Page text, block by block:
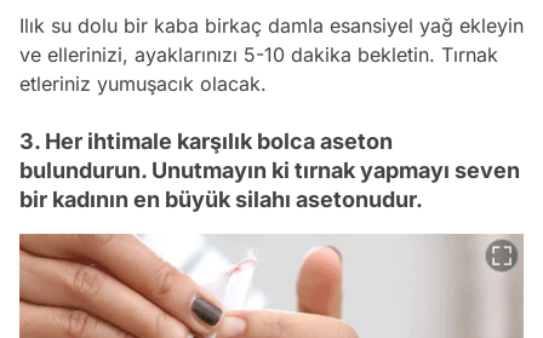
Ilık su dolu bir kaba birkaç damla esansiyel yağ ekleyin
ve ellerinizi, ayaklarınızı 5-10 dakika bekletin. Tırnak
etleriniz yumuşacık olacak.
3. Her ihtimale karşılık bolca aseton
bulundurun. Unutmayın ki tırnak yapmayı seven
bir kadının en büyük silahı asetonudur.